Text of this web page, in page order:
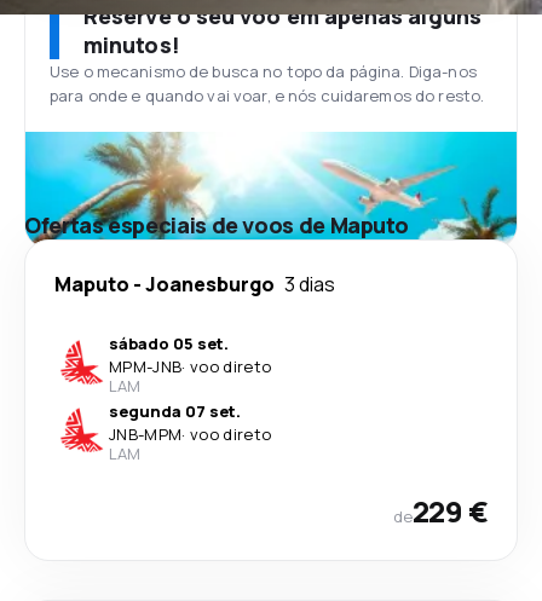
Reserve o seu voo em apenas alguns
minutos!
Use o mecanismo de busca no topo da página. Diga-nos
para onde e quando vai voar, e nós cuidaremos do resto.
Ofertas especiais de voos de Maputo
Maputo -Joanesburgo 3 dias
sábado 05 set.
MPM-JNB· voo direto
LAM
segunda 07 set.
JNB-MPM· voo direto
LAM
de229 €